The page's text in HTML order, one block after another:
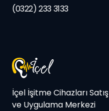
İçel İşitme Cihazları Satış
ve Uygulama Merkezi
(0322) 233 3133